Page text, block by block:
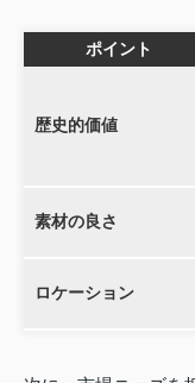
ポイント
歴史的価値
素材の良さ
ロケーション